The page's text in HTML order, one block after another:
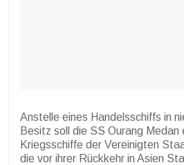
Anstelle eines Handelsschiffs in
Besitz soll die SS Ourang Medan
Kriegsschiffe der Vereinigten
die vor ihrer Rückkehr in Asien